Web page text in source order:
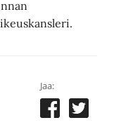
Jaa: